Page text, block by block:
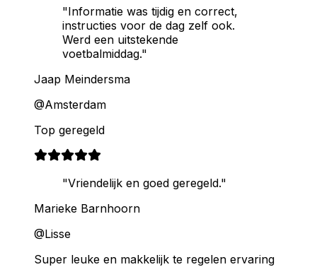
"Informatie was tijdig en correct,
instructies voor de dag zelf ook.
Werd een uitstekende
voetbalmiddag."
Jaap Meindersma
@Amsterdam
Top geregeld
"Vriendelijk en goed geregeld."
Marieke Barnhoorn
@Lisse
Super leuke en makkelijk te regelen ervaring